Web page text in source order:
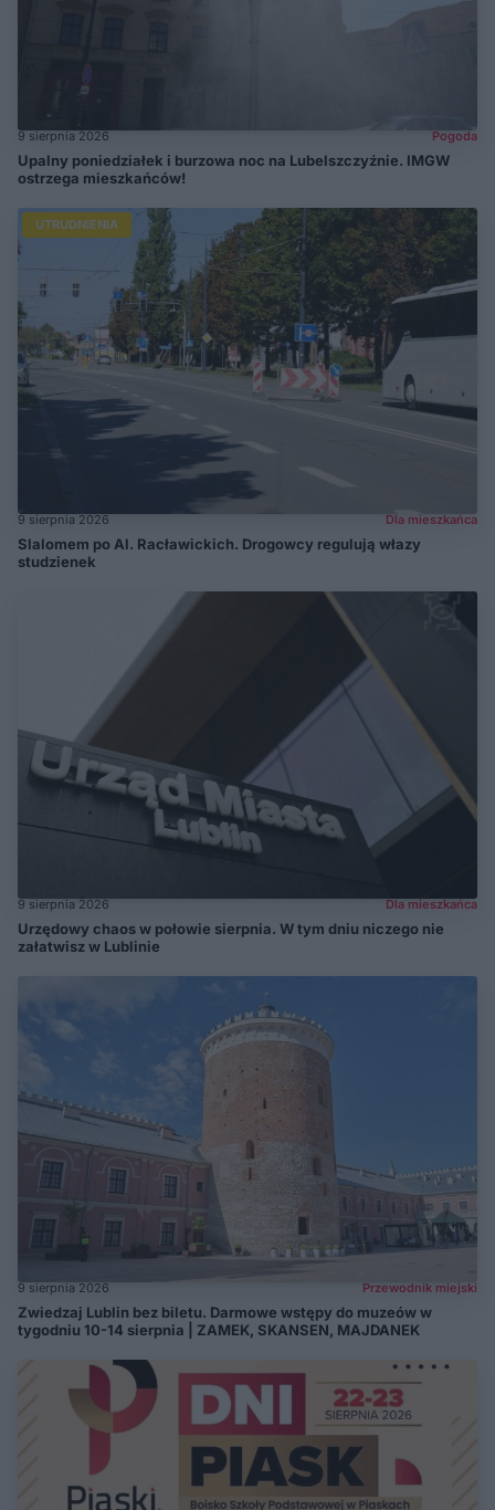
9 sierpnia 2026 Pogoda
Upalny poniedziałek i burzowa noc na Lubelszczyźnie. IMGW
ostrzega mieszkańców!
UTRUDNIENIA
9 sierpnia 2026 Dla mieszkańca
Slalomem po Al. Racławickich. Drogowcy regulują włazy
studzienek
9 sierpnia 2026 Dla mieszkańca
Urzędowy chaos w połowie sierpnia. W tym dniu niczego nie
załatwisz w Lublinie
9 sierpnia 2026 Przewodnik miejski
Zwiedzaj Lublin bez biletu. Darmowe wstępy do muzeów w
tygodniu 10-14 sierpnia | ZAMEK, SKANSEN, MAJDANEK